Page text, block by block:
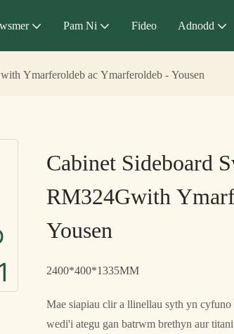
Pam Ni Fideo Adnodd
Ymarferoldeb ac Ymarferoldeb - Yousen
Cabinet Sideboard
RM324Gwith
Yousen
2400*400*1335MM
Mae siapiau clir a llinellau syth yn
wedi'i ategu gan batrwm brethyn aur